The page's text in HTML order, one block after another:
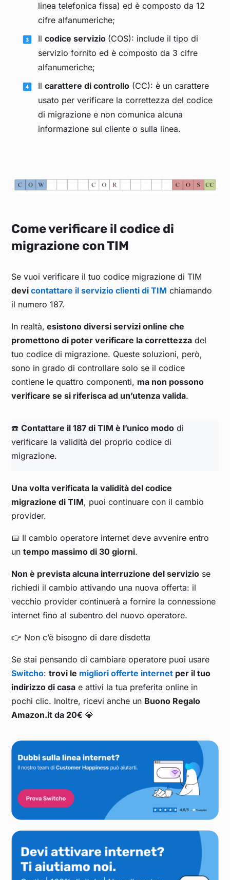
linea telefonica fissa) ed è composto da 12
cifre alfanumeriche;
Il codice servizio (COS): include il tipo di
servizio fornito ed è composto da 3 cifre
alfanumeriche;
Il carattere di controllo (CC): è un carattere
usato per verificare la correttezza del codice
di migrazione e non comunica alcuna
informazione sul cliente o sulla linea.
Come verificare il codice di
migrazione con TIM
Se vuoi verificare il tuo codice migrazione di TIM
devicontattare il servizio clienti di TIM chiamando
il numero 187.
In realtà, esistono diversi servizi online che
promettono di poter verificare la correttezza del
tuo codice di migrazione. Queste soluzioni, però,
sono in grado di controllare solo se il codice
contiene le quattro componenti, ma non possono
verificare se si riferisca ad un’utenza valida.
☎️Contattare il 187 di TIM è l’unico modo di
verificare la validità del proprio codice di
migrazione.
Una volta verificata la validità del codice
migrazione di TIM, puoi continuare con il cambio
provider.
📅 Il cambio operatore internet deve avvenire entro
untempo massimo di 30 giorni.
Non è prevista alcuna interruzione del servizio se
richiedi il cambio attivando una nuova offerta: il
vecchio provider continuerà a fornire la connessione
internet fino al subentro del nuovo operatore.
👉 Non c’è bisogno di dare disdetta
Se stai pensando di cambiare operatore puoi usare
Switcho:trovi le migliori offerte internet per il tuo
indirizzo di casa e attivi la tua preferita online in
pochi clic. Inoltre, ricevi anche un Buono Regalo
Amazon.it da 20€ 💎